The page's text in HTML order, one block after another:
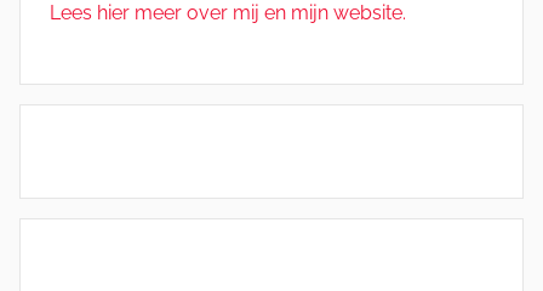
Lees hier meer over mij en mijn website.